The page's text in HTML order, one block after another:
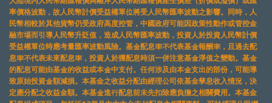
率價格波動，故人民幣計價受益權單位將受人民幣匯率波動之影響。同時，人
民幣相較於其他貨幣仍受政府高度控管，中國政府可能因政策性動作或管控金
融市場而引導人民幣升貶值，造成人民幣匯率波動，投資人於投資人民幣計價
受益權單位時應考量匯率波動風險。基金配息率不代表基金報酬率，且過去配
息率不代表未來配息率，投資人於獲配息時須一併注意基金淨值之變動。基金
的配息可能由基金的收益或本金中支付。任何涉及由本金支出的部份，可能導
致原始投資金額減損。本基金之收益分配由經理公司依基金孳息收入情況，決
定應分配之收益金額。本基金進行配息前未先扣除應負擔之相關費用。本基金